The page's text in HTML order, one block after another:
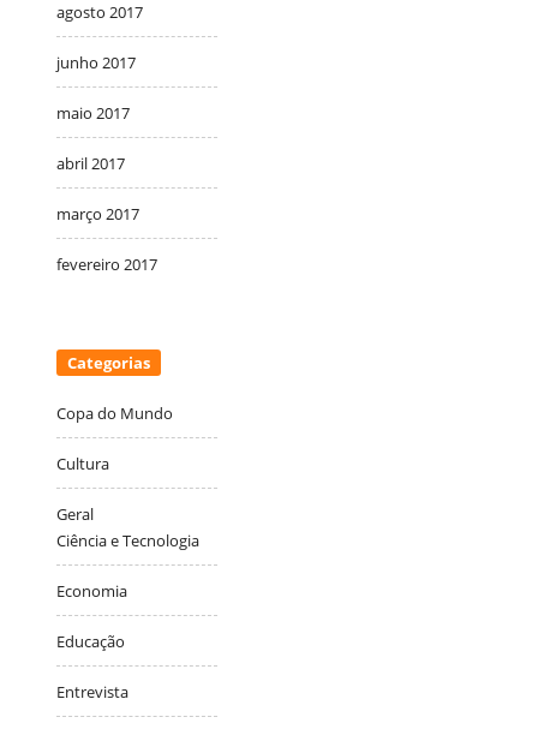
agosto 2017
junho 2017
maio 2017
abril 2017
março 2017
fevereiro 2017
Categorias
Copa do Mundo
Cultura
Geral
Ciência e Tecnologia
Economia
Educação
Entrevista